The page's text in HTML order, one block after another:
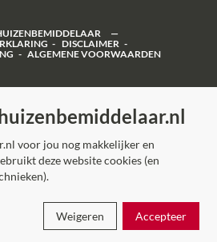
DISCLAIMER
ALGEMENE VOORWAARDEN
voor jou nog makkelijker en
deze website cookies (en
Accepteer
Weigeren